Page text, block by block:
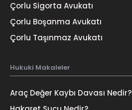
Çorlu Sigorta Avukatı
Çorlu Boşanma Avukatı
Çorlu Taşınmaz Avukatı
Hukuki Makaleler
Araç Değer Kaybı Davası Nedir?